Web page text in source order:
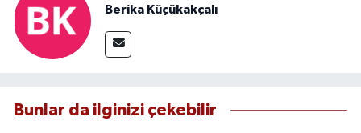
Berika Küçükakçalı
Bunlar da ilginizi çekebilir